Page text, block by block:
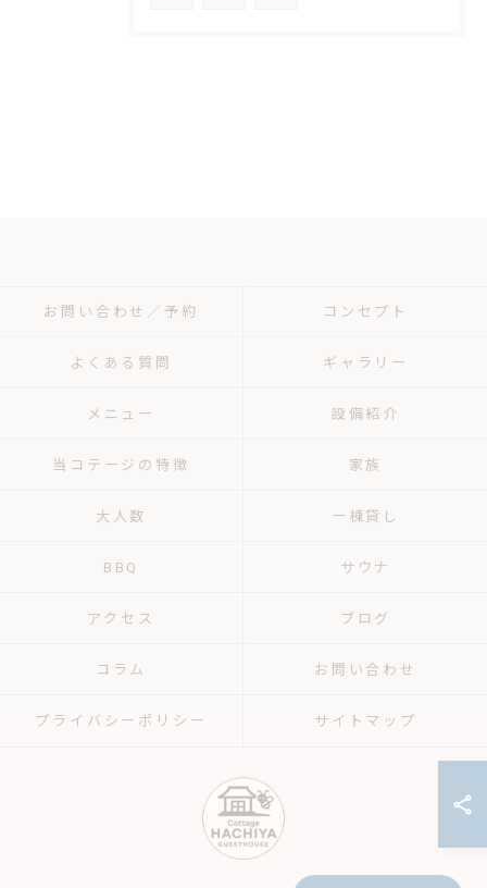
お問い合わせ／予約 コンセプト
よくある質問 ギャラリー
メニュー 設備紹介
当コテージの特徴 家族
大人数 一棟貸し
BBQ サウナ
アクセス ブログ
コラム お問い合わせ
プライバシーポリシー サイトマップ